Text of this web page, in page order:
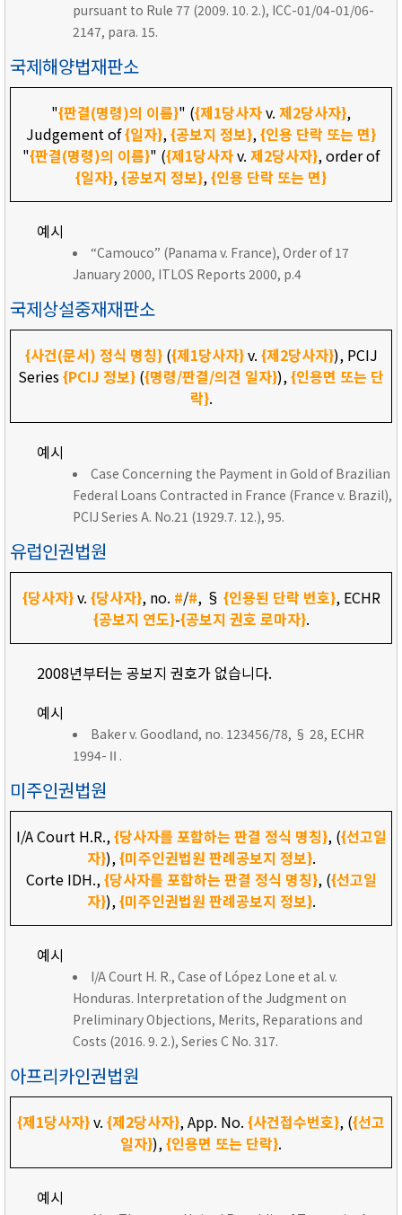
pursuant to Rule 77 (2009. 10. 2.), ICC-01/04-01/06-
2147, para. 15.
국제해양법재판소
"{판결(명령)의 이름}" ({제1당사자v. 제2당사자},
Judgement of{일자},{공보지 정보},{인용 단락 또는 면}
"{판결(명령)의 이름}" ({제1당사자v. 제2당사자}, order of
{일자},{공보지 정보},{인용 단락 또는 면}
예시
“Camouco” (Panama v. France), Order of 17
January 2000, ITLOS Reports 2000, p.4
국제상설중재재판소
{사건(문서) 정식 명칭}({제1당사자}v. {제2당사자}), PCIJ
Series{PCIJ 정보} ({명령/판결/의견 일자}),{인용면 또는 단
락}.
예시
Case Concerning the Payment in Gold of Brazilian
Federal Loans Contracted in France (France v. Brazil),
PCIJ Series A. No.21 (1929.7. 12.), 95.
유럽인권법원
{당사자}v. {당사자}, no. #/#, § {인용된 단락 번호}, ECHR
{공보지 연도}-{공보지 권호 로마자}.
2008년부터는 공보지 권호가 없습니다.
예시
Baker v. Goodland, no. 123456/78, § 28, ECHR
1994-Ⅱ.
미주인권법원
I/A Court H.R.,{당사자를 포함하는 판결 정식 명칭}, ({선고일
자}),{미주인권법원 판례공보지 정보}.
Corte IDH.,{당사자를 포함하는 판결 정식 명칭}, ({선고일
자}),{미주인권법원 판례공보지 정보}.
예시
I/A Court H. R., Case of López Lone et al. v.
Honduras. Interpretation of the Judgment on
Preliminary Objections, Merits, Reparations and
Costs (2016. 9. 2.), Series C No. 317.
아프리카인권법원
{제1당사자}v. {제2당사자}, App. No. {사건접수번호}, ({선고
일자}),{인용면 또는 단락}.
예시